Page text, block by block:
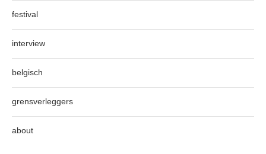
festival
interview
belgisch
grensverleggers
about